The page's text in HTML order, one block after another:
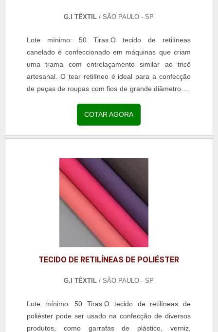
G.I TÊXTIL/ SÃO PAULO - SP
Lote mínimo: 50 Tiras.O tecido de retilíneas
canelado é confeccionado em máquinas que criam
uma trama com entrelaçamento similar ao tricô
artesanal. O tear retilíneo é ideal para a confecção
de peças de roupas com fios de grande diâmetro. O
COTAR AGORA
TECIDO DE RETILÍNEAS DE POLIÉSTER
G.I TÊXTIL/ SÃO PAULO - SP
Lote mínimo: 50 Tiras.O tecido de retilíneas de
poliéster pode ser usado na confecção de diversos
produtos, como garrafas de plástico, verniz,